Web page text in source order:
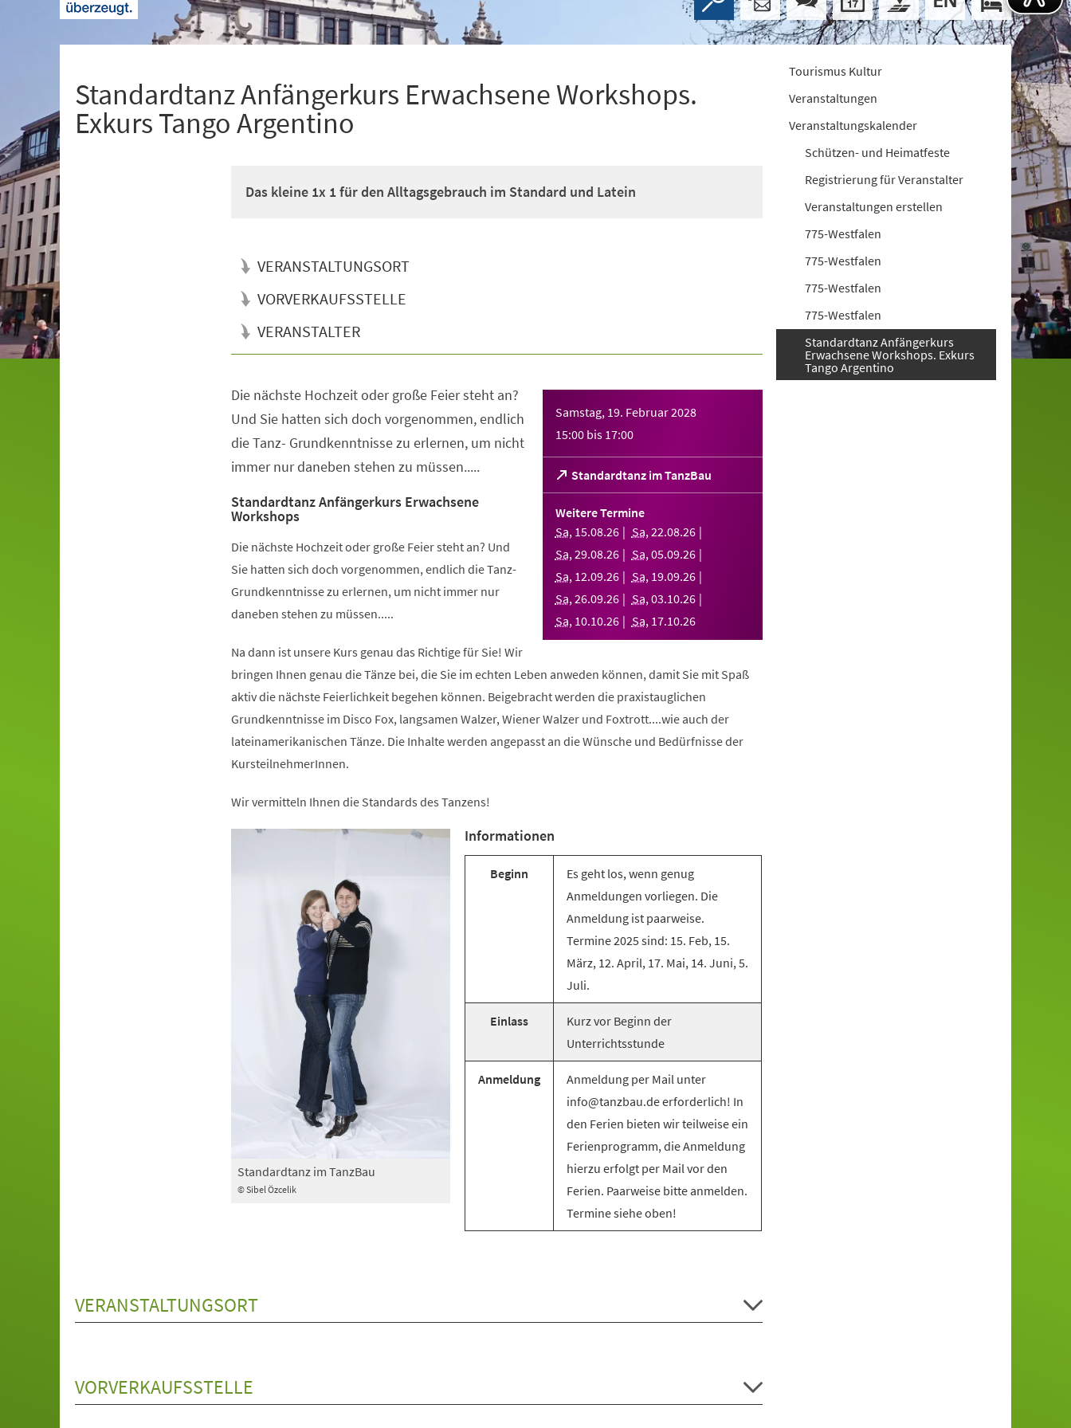
Standardtanz Anfängerkurs Erwachsene Workshops.
Exkurs Tango Argentino
Das kleine 1x 1 für den Alltagsgebrauch im Standard und Latein
VERANSTALTUNGSORT
VORVERKAUFSSTELLE
VERANSTALTER
Samstag, 19. Februar 2028
15:00 bis 17:00
Standardtanz im TanzBau
(Öffnet
in
einem
Tab)
Weitere Termine
Sa, 15.08.26 Sa,22.08.26
Sa,29.08.26 Sa,05.09.26
Sa, 12.09.26 Sa, 19.09.26
Sa,26.09.26 Sa,03.10.26
Sa, 10.10.26 Sa, 17.10.26
Die nächste Hochzeit oder große Feier steht an?
Und Sie hatten sich doch vorgenommen, endlich
die Tanz- Grundkenntnisse zu erlernen, um nicht
immer nur daneben stehen zu müssen.....
Standardtanz Anfängerkurs Erwachsene
Workshops
Die nächste Hochzeit oder große Feier steht an? Und
Sie hatten sich doch vorgenommen, endlich die Tanz-
Grundkenntnisse zu erlernen, um nicht immer nur
daneben stehen zu müssen.....
Na dann ist unsere Kurs genau das Richtige für Sie! Wir
bringen Ihnen genau die Tänze bei, die Sie im echten Leben anweden können, damit Sie mit Spaß
aktiv die nächste Feierlichkeit begehen können. Beigebracht werden die praxistauglichen
Grundkenntnisse im Disco Fox, langsamen Walzer, Wiener Walzer und Foxtrott....wie auch der
lateinamerikanischen Tänze. Die Inhalte werden angepasst an die Wünsche und Bedürfnisse der
KursteilnehmerInnen.
Wir vermitteln Ihnen die Standards des Tanzens!
© Sibel Özcelik
Standardtanz im TanzBau
Informationen
Beginn
Es geht los, wenn genug
Anmeldungen vorliegen. Die
Anmeldung ist paarweise.
Termine 2025 sind: 15. Feb, 15.
März, 12. April, 17. Mai, 14. Juni, 5.
Juli.
Einlass
Kurz vor Beginn der
Unterrichtsstunde
Anmeldung
Anmeldung per Mail unter
info@tanzbau.de erforderlich! In
den Ferien bieten wir teilweise ein
Ferienprogramm, die Anmeldung
hierzu erfolgt per Mail vor den
Ferien. Paarweise bitte anmelden.
Termine siehe oben!
VERANSTALTUNGSORT
VORVERKAUFSSTELLE
Tourismus Kultur
Veranstaltungen
Veranstaltungskalender
Schützen- und Heimatfeste
Registrierung für Veranstalter
Veranstaltungen erstellen
775-Westfalen
775-Westfalen
775-Westfalen
775-Westfalen
Standardtanz Anfängerkurs
Erwachsene Workshops. Exkurs
Tango Argentino